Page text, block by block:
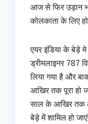
आज से फिर उड़ान
कोलकाता के लिए
एयर इंडिया के बेड़े
ड्रीमलाइनर 787
लिया गया है और
आखिर तक पूरा हो
साल के आखिर तक
बेड़े में शामिल हो